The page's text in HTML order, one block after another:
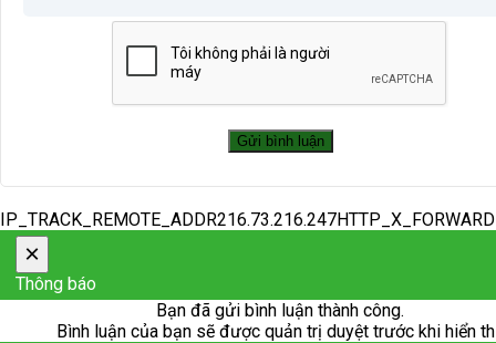
×
Thông báo
Bạn đã gửi bình luận thành công.
Bình luận của bạn sẽ được quản trị duyệt trước khi hiển